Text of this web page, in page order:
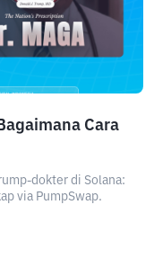
Cara
dokter di Solana:
via PumpSwap.